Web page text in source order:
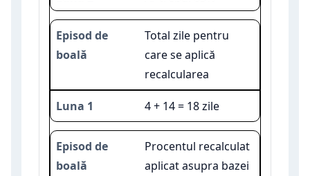
Total zile pentru
care se aplică
recalcularea
4 + 14 = 18 zile
Procentul recalculat
aplicat asupra bazei